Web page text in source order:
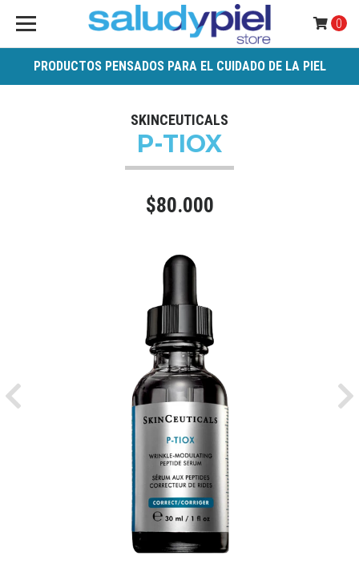
PRODUCTOS PENSADOS PARA EL CUIDADO DE LA PIEL
0
SKINCEUTICALS
P-TIOX
$80.000
Previous